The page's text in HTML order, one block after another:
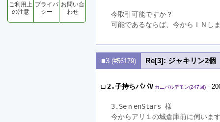
ご利用上
の注意
プライバ
シー
お問い合
わせ
今取引可能ですか？
可能であるならば、今からＩＮし
■3 (#56179) Re[3]: ジャキリン2個
□ 2.子持ちパパV カニバルデモン(247回) -
3.SeｎenStars 様
今からアリ１の城倉庫前に伺いま